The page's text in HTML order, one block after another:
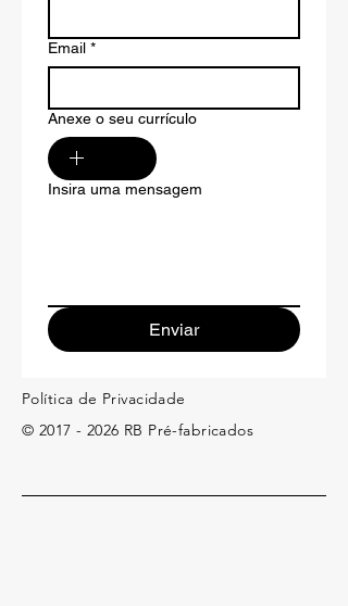
Email *
Anexe o seu currículo
Insira uma mensagem
Enviar
Política de Privacidade
© 2017 - 2026 RB Pré-fabricados